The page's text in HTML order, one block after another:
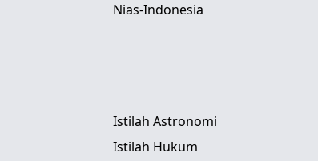
Nias-Indonesia
Istilah Astronomi
Istilah Hukum